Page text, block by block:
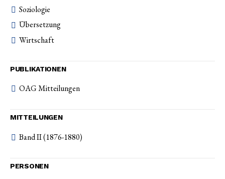
Soziologie
Übersetzung
Wirtschaft
PUBLIKATIONEN
OAG Mitteilungen
MITTEILUNGEN
Band II (1876-1880)
PERSONEN